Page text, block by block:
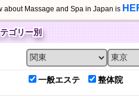
about Massage and Spa in Japan is
ゴリー別
一般エステ 整体院